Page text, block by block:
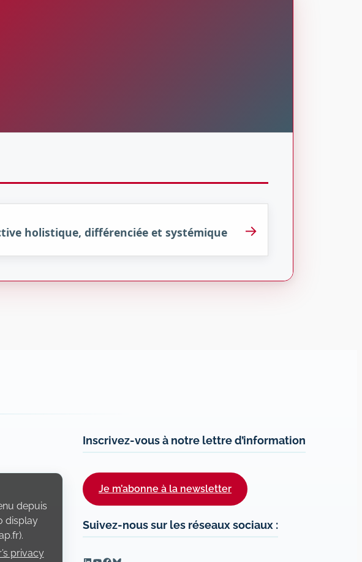
holistique, différenciée et systémique →
depuis
display
privacy
Inscrivez-vous à notre lettre d’information
Je m’abonne à la newsletter
Suivez-nous sur les réseaux sociaux :